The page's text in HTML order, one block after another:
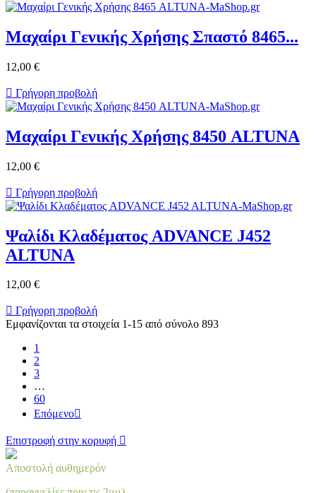
Μαχαίρι Γενικής Χρήσης Σπαστό 8465...
12,00 €
 Γρήγορη προβολή
Μαχαίρι Γενικής Χρήσης 8450 ALTUNA
12,00 €
 Γρήγορη προβολή
Ψαλίδι Κλαδέματος ADVANCE J452
ALTUNA
12,00 €
 Γρήγορη προβολή
Εμφανίζονται τα στοιχεία 1-15 από σύνολο 893
1
2
3
…
60
Επόμενο
Επιστροφή στην κορυφή 
Αποστολή αυθημερόν